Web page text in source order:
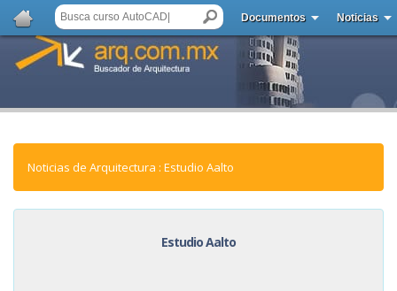
Documentos Noticias
Noticias de Arquitectura : Estudio Aalto
Estudio Aalto